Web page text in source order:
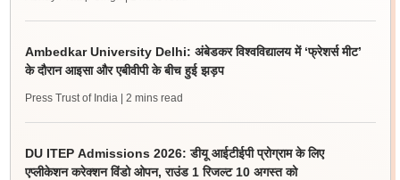
Ambedkar University Delhi: अंबेडकर विश्वविद्यालय में ‘फ्रेशर्स मीट’
के दौरान आइसा और एबीवीपी के बीच हुई झड़प
Press Trust of India | 2 mins read
DU ITEP Admissions 2026: डीयू आईटीईपी प्रोग्राम के लिए
एप्लीकेशन करेक्शन विंडो ओपन, राउंड 1 रिजल्ट 10 अगस्त को